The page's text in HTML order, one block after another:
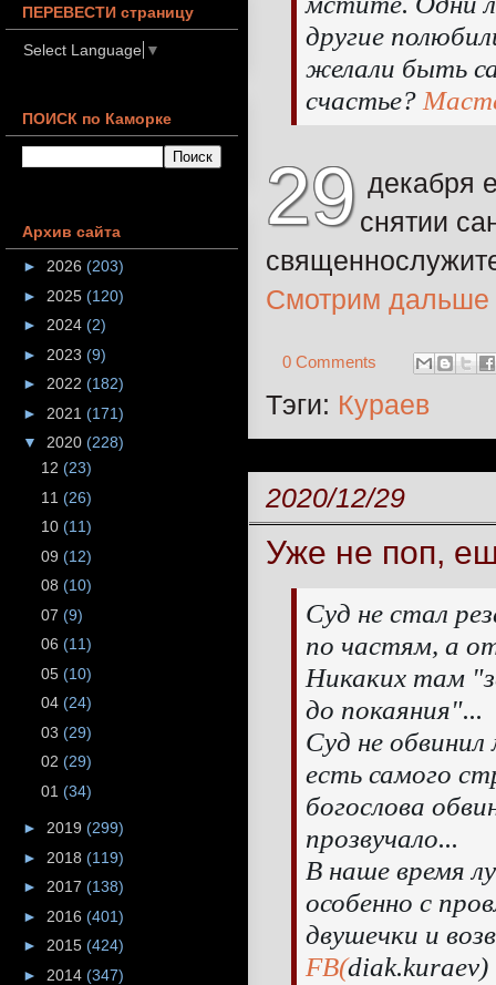
другие
желали быть
счастье?
29 декабря
снятии
Смотрим
0 Comments
Тэги: Кураев
2020/12/29
Уже не поп,
Суд не стал
по частям, а
Никаких там
до покаяния"...
Суд не обвинил
есть самого
богослова
прозвучало...
В наше время
особенно с
двушечки и
FB(diak.kuraev)
ПЕРЕВЕСТИ страницу
Select Language ▼
ПОИСК по Каморке
Архив сайта
► 2026 (203)
► 2025 (120)
► 2024 (2)
► 2023 (9)
► 2022 (182)
► 2021 (171)
▼ 2020 (228)
12 (23)
11 (26)
10 (11)
09 (12)
08 (10)
07 (9)
06 (11)
05 (10)
04 (24)
03 (29)
02 (29)
01 (34)
► 2019 (299)
► 2018 (119)
► 2017 (138)
► 2016 (401)
► 2015 (424)
► 2014 (347)